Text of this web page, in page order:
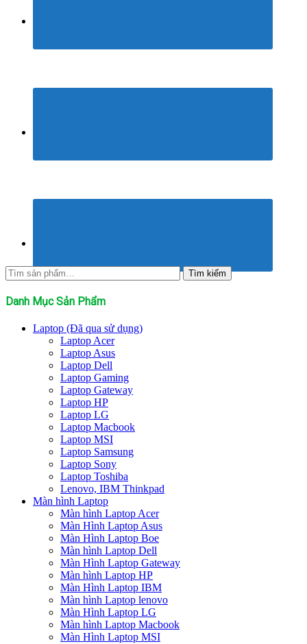
Tìm
kiếm:
Tìm kiếm
Danh Mục Sản Phẩm
Laptop (Đã qua sử dụng)
Laptop Acer
Laptop Asus
Laptop Dell
Laptop Gaming
Laptop Gateway
Laptop HP
Laptop LG
Laptop Macbook
Laptop MSI
Laptop Samsung
Laptop Sony
Laptop Toshiba
Lenovo, IBM Thinkpad
Màn hình Laptop
Màn hình Laptop Acer
Màn Hình Laptop Asus
Màn Hình Laptop Boe
Màn hình Laptop Dell
Màn Hình Laptop Gateway
Màn hình Laptop HP
Màn Hình Laptop IBM
Màn hình Laptop lenovo
Màn Hình Laptop LG
Màn hình Laptop Macbook
Màn Hình Laptop MSI